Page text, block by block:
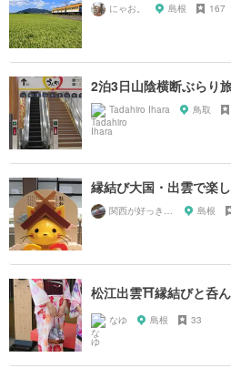
にゃお。 島根 167
2泊3日山陰横断ぶらり
Tadahiro Ihara 鳥取
縁結び大国・出雲で楽
関西が好っきゃねん 島根
松江出雲⛩縁結びと呑
なゆ 島根 33